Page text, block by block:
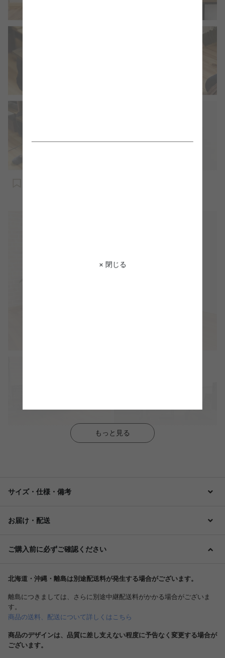
× 閉じる
もっと見る
サイズ・仕様・備考
お届け・配送
ご購入前に必ずご確認ください
北海道・沖縄・離島は別途配送料が発生する場合がございます。
離島につきましては、さらに別途中継配送料がかかる場合がございま
す。
商品の送料、配送について詳しくはこちら
商品のデザインは、品質に差し支えない程度に予告なく変更する場合が
ございます。